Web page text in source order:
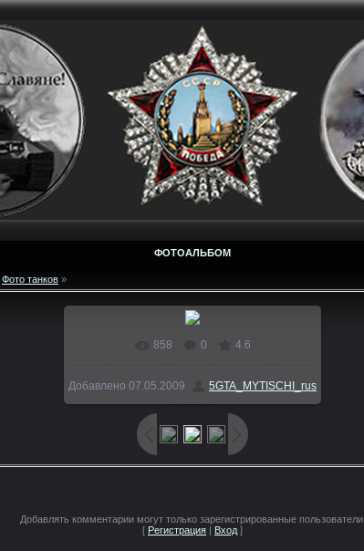
ФОТОАЛЬБОМ
Фото танков »
В реальном размере 640x480
858 0 4.6
Добавлено 07.05.2009 5GTA_MYTISCHI_rus
Добавлять комментарии могут только зарегистрированные пользователи.
[ Регистрация | Вход ]